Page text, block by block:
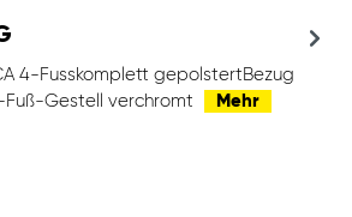
4-Fusskomplett gepolstertBezug
Gestell verchromt
Mehr